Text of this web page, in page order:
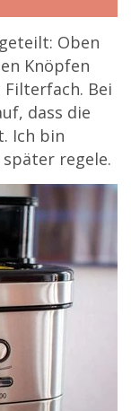
Oben
Knöpfen
Bei
dass die
Ich bin
regele.